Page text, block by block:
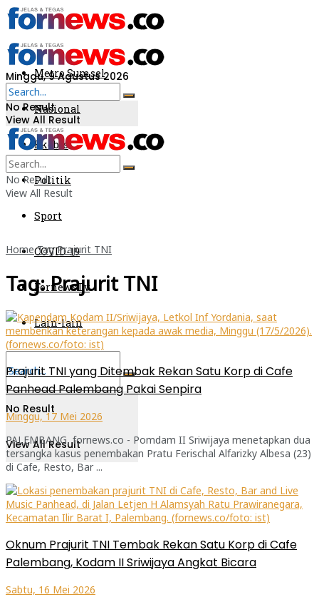
Metro Sumsel
Nasional
Ekobis
Politik
Sport
COVID-19
FornewsTv
Lain-lain
No Result
View All Result
Minggu, 9 Agustus 2026
No Result
View All Result
No Result
View All Result
Home Tag Prajurit TNI
Tag:Prajurit TNI
Prajurit TNI yang Ditembak Rekan Satu Korp di Cafe
Panhead Palembang Pakai Senpira
Minggu, 17 Mei 2026
PALEMBANG, fornews.co - Pomdam II Sriwijaya menetapkan dua
tersangka kasus penembakan Pratu Ferischal Alfarizky Albesa (23)
di Cafe, Resto, Bar ...
Oknum Prajurit TNI Tembak Rekan Satu Korp di Cafe
Palembang, Kodam II Sriwijaya Angkat Bicara
Sabtu, 16 Mei 2026